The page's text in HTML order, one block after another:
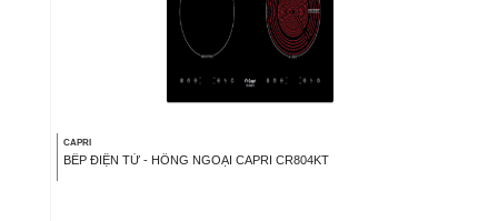
CAPRI
BẾP ĐIỆN TỪ - HỒNG NGOẠI CAPRI CR804KT